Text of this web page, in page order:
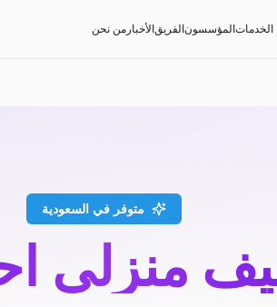
الخدماتالمؤسسونالفريقالأخبار من نحن
متوفر في السعودية
منزلي